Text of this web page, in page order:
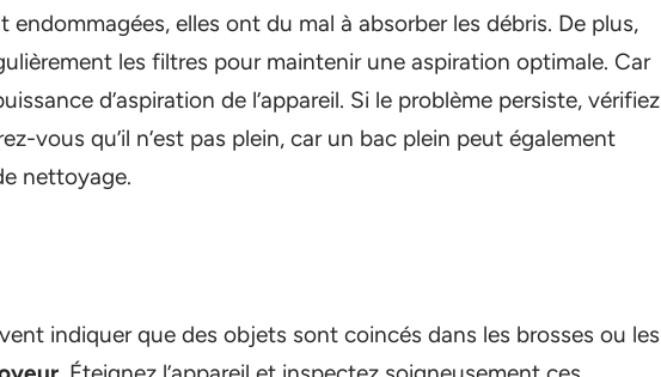
endommagées, elles ont du mal à absorber les débris. De plus,
les filtres pour maintenir une aspiration optimale. Car
d’aspiration de l’appareil. Si le problème persiste, vérifiez
vous qu’il n’est pas plein, car un bac plein peut également
nettoyage.
indiquer que des objets sont coincés dans les brosses ou les